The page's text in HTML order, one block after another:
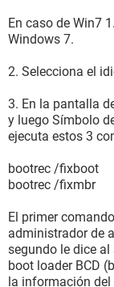
En caso de Win7
Windows 7.
2. Selecciona el
3. En la pantalla
y luego Símbolo
ejecuta estos 3
bootrec /fixboot
bootrec /fixmbr
El primer
administrador de
segundo le dice al
boot loader BCD
la información del